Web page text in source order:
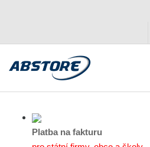
Platba na fakturu